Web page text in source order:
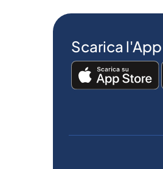
Scarica l'App